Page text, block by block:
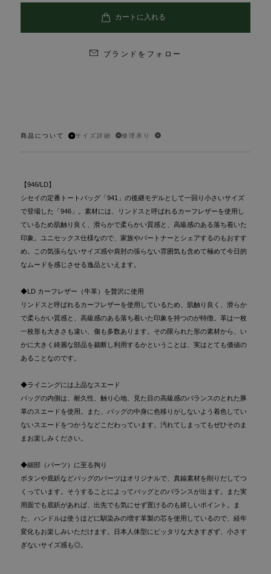
ブランドをフォロー
商品について サイズ詳細 修理承り
【946/LD】
シセイの定番トートバッグ「941」の後継モデルとして一回り小さいサイズ
で登場した「946」。素材には、リンドスと呼ばれるカーフレザーを使用し
ているため肌触り良く、滑らかで柔らかい質感と、高級感のある落ち着いた
印象。ユニセックス仕様なので、家族やパートナーとシェアするのもおすす
め。この気張らないサイズ感や肩肘の張らない雰囲気も含めて極めて今日的
なムードを感じさせる逸品といえます。
◆LD カーフレザー（牛革）を贅沢に使用
リンドスと呼ばれるカーフレザーを使用しているため、肌触り良く、滑らか
で柔らかい質感と、高級感のある落ち着いた印象を持つのが特徴。革は一枚
一枚形も大きさも違い、傷も多数あります。その限られた形の素材から、い
かに大きく綺麗な部品を裁断し利用するかということは、実はとても価値の
あることなのです。
◆ライニングには上品なスエード
バッグの内側は、耐久性、触り心地、見た目の高級感のバランスのとれた豚
革のスエードを使用。また、バッグの中身に色移りがしないよう着色してい
ないスエードをつかうなどこだわっています。汚れてしまってもぜひそのま
まお楽しみください。
◆細部（パーツ）に至る拘り
ボタンや底鋲などバッグのパーツはオリジナルで、真鍮素材を削りだしてつ
くっています。そうすることによってバッグとのバランスが出ます。また実
用面でも底鋲があれば、出先でも気にせず置けるのも嬉しいポイント。ま
た、ハンドルは使うほどに馴染みの増す革製の芯を使用しているので、経年
変化もお楽しみいただけます。日本人体型にピッタリな大きすぎず、小さす
ぎないサイズ感も◎。